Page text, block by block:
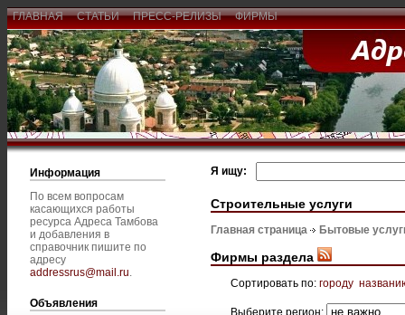
ГЛАВНАЯ СТАТЬИ ПРЕСС-РЕЛИЗЫ ФИРМЫ
Информация
По всем вопросам
касающихся работы
ресурса Адреса Тамбова
и добавления в
справочник пишите по
адресу
addressrus@mail.ru.
Объявления
Я ищу:
Строительные услуги
Главная страница Бытовые
Фирмы раздела
Сортировать по: городу
Выберите регион: